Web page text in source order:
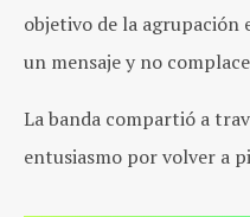
objetivo de la agrupación
un mensaje y no
La banda compartió a
entusiasmo por volver a